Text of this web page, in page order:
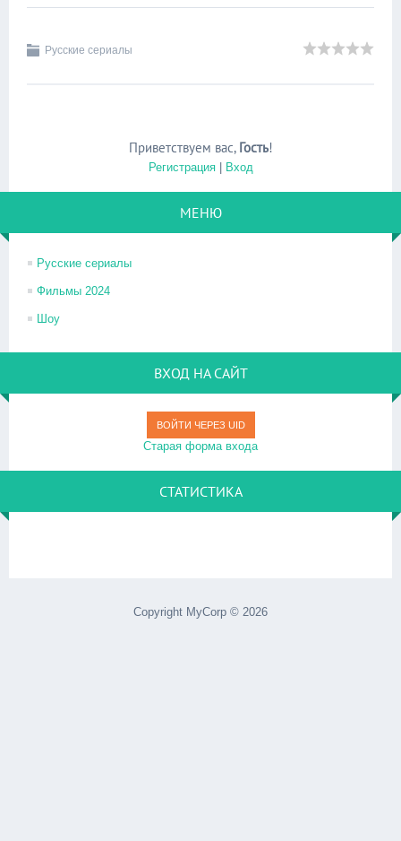
Русские сериалы
Приветствуем вас, Гость!
Регистрация| Вход
МЕНЮ
Русские сериалы
Фильмы 2024
Шоу
ВХОД НА САЙТ
ВОЙТИ ЧЕРЕЗ UID
Старая форма входа
СТАТИСТИКА
Copyright MyCorp © 2026